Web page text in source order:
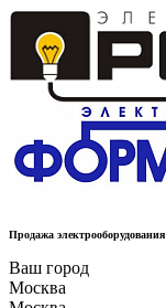
Продажа электрооборудования
Ваш город
Москва